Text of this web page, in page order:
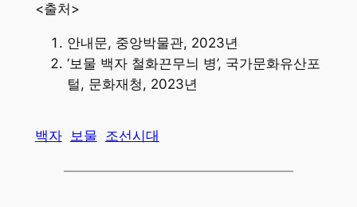
<출처>
안내문, 중앙박물관, 2023년
‘보물 백자 철화끈무늬 병’, 국가문화유산포
털, 문화재청, 2023년
백자 보물 조선시대